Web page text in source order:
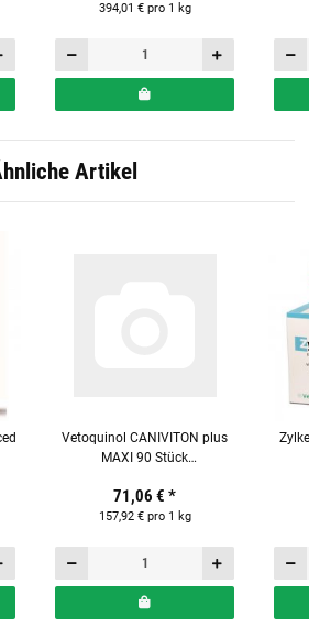
394,01 € pro 1 kg
Artikel
Vetoquinol CANIVITON plus
MAXI 90 Stück
Hunde
71,06 € *
157,92 € pro 1 kg